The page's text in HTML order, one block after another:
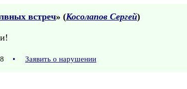
встреч» (Косолапов Сергей)
• Заявить о нарушении